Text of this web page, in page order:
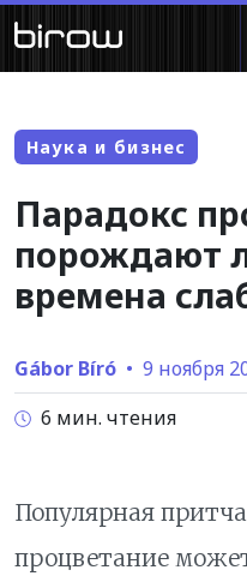
Наука и бизнес
Парадокс
порождают
времена
Gábor Bíró • 9 ноября
6 мин. чтения
Популярная
процветание